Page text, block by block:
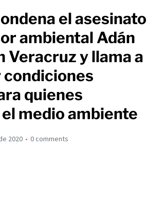
el asesinato
ambiental Adán
Veracruz y llama a
quienes
medio ambiente
2020 0 comments